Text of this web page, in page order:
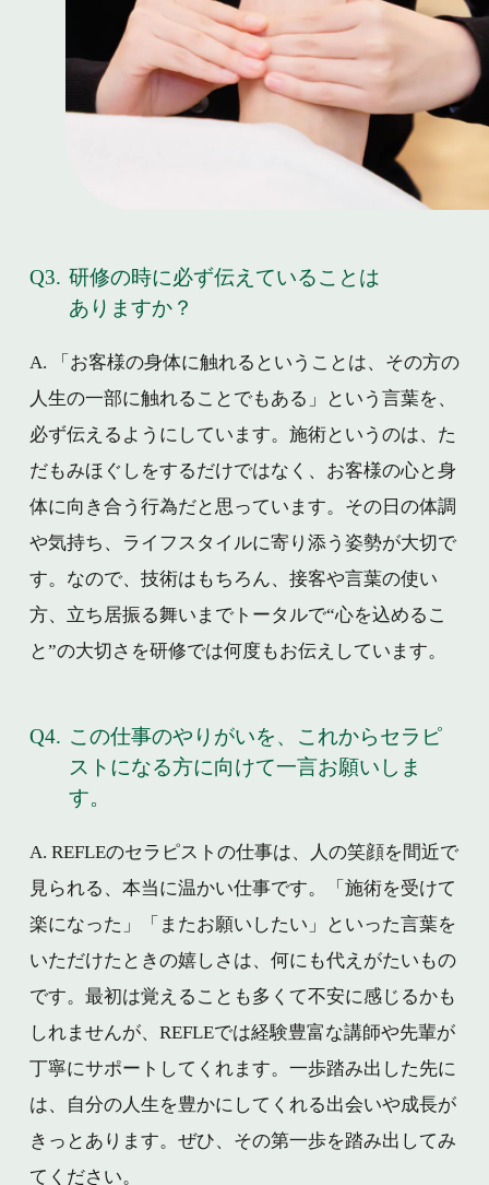
Q3. 研修の時に必ず伝えていることは
ありますか？
A. 「お客様の身体に触れるということは、その方の
人生の一部に触れることでもある」という言葉を、
必ず伝えるようにしています。施術というのは、た
だもみほぐしをするだけではなく、お客様の心と身
体に向き合う行為だと思っています。その日の体調
や気持ち、ライフスタイルに寄り添う姿勢が大切で
す。なので、技術はもちろん、接客や言葉の使い
方、立ち居振る舞いまでトータルで“心を込めるこ
と”の大切さを研修では何度もお伝えしています。
Q4. この仕事のやりがいを、これからセラピ
ストになる方に向けて一言お願いしま
す。
A. REFLEのセラピストの仕事は、人の笑顔を間近で
見られる、本当に温かい仕事です。「施術を受けて
楽になった」「またお願いしたい」といった言葉を
いただけたときの嬉しさは、何にも代えがたいもの
です。最初は覚えることも多くて不安に感じるかも
しれませんが、REFLEでは経験豊富な講師や先輩が
丁寧にサポートしてくれます。一歩踏み出した先に
は、自分の人生を豊かにしてくれる出会いや成長が
きっとあります。ぜひ、その第一歩を踏み出してみ
てください。